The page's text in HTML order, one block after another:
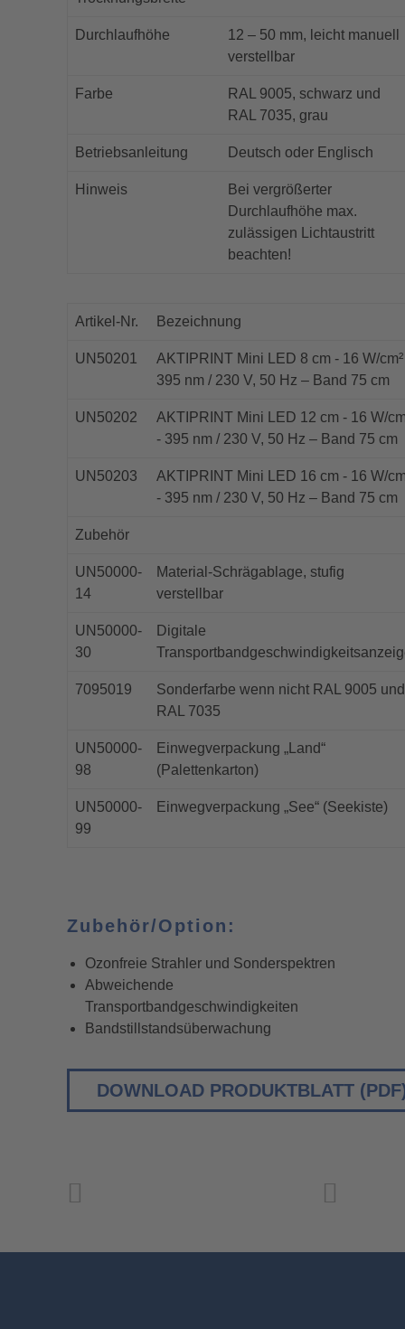
Durchlaufhöhe
12 – 50 mm, leicht manuell
verstellbar
Farbe
RAL 9005, schwarz und
RAL 7035, grau
Betriebsanleitung Deutsch oder Englisch
Hinweis
Bei vergrößerter
Durchlaufhöhe max.
zulässigen Lichtaustritt
beachten!
Artikel-Nr. Bezeichnung
UN50201
AKTIPRINT Mini LED 8 cm - 16 W/
395 nm / 230 V, 50 Hz – Band 75 cm
UN50202
AKTIPRINT Mini LED 12 cm - 16 W/
- 395 nm / 230 V, 50 Hz – Band 75 cm
UN50203
AKTIPRINT Mini LED 16 cm - 16 W/
- 395 nm / 230 V, 50 Hz – Band 75 cm
Zubehör
UN50000-
14
Material-Schrägablage, stufig
verstellbar
UN50000-
30
Digitale
7095019
Sonderfarbe wenn nicht RAL 9005 und
RAL 7035
UN50000-
98
Einwegverpackung „Land“
(Palettenkarton)
UN50000-
99
Einwegverpackung „See“ (Seekiste)
Zubehör/Option:
Ozonfreie Strahler und Sonderspektren
Abweichende
Transportbandgeschwindigkeiten
Bandstillstandsüberwachung
DOWNLOAD PRODUKTBLATT